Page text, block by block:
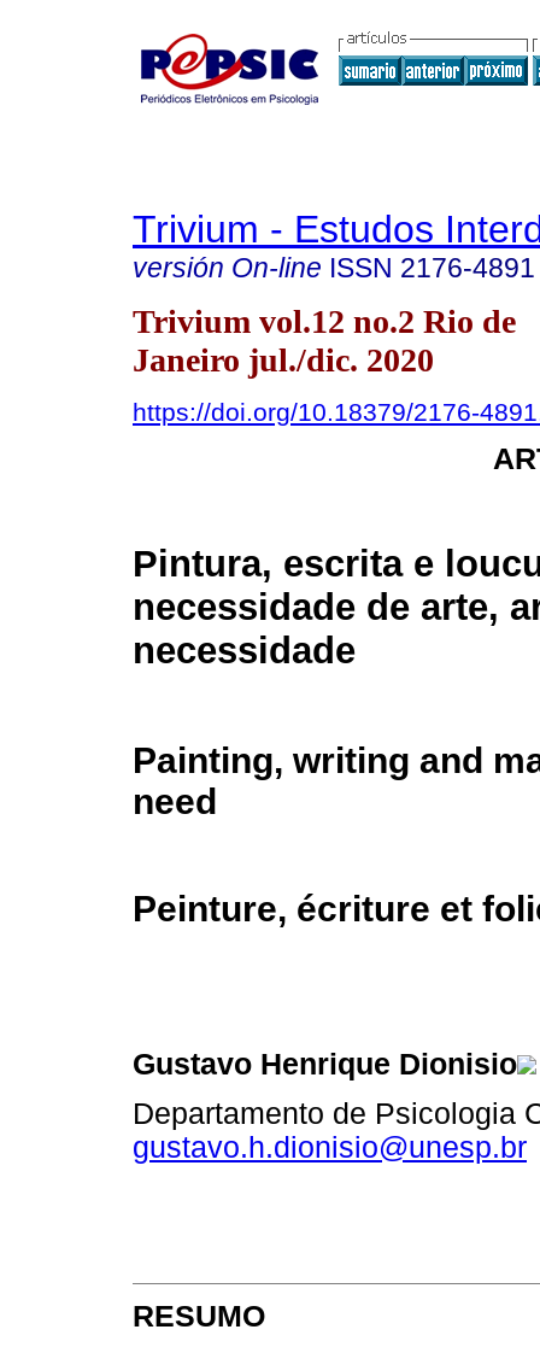
Trivium - Estudos
versión On-line ISSN 2176-4891
Trivium vol.12 no.2 Rio de
Janeiro jul./dic. 2020
https://doi.org/10.18379/2176-
Pintura, escrita e
necessidade de arte,
necessidade
Painting, writing and
need
Peinture, écriture et
Gustavo Henrique Dionisio
Departamento de Psicologia
gustavo.h.dionisio@unesp.br
RESUMO